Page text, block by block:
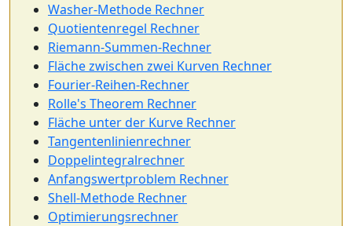
Washer-Methode Rechner
Quotientenregel Rechner
Riemann-Summen-Rechner
Fläche zwischen zwei Kurven Rechner
Fourier-Reihen-Rechner
Rolle's Theorem Rechner
Fläche unter der Kurve Rechner
Tangentenlinienrechner
Doppelintegralrechner
Anfangswertproblem Rechner
Shell-Methode Rechner
Optimierungsrechner